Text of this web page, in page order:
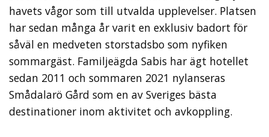
havets vågor som till utvalda upplevelser. Platsen
har sedan många år varit en exklusiv badort för
såväl en medveten storstadsbo som nyfiken
sommargäst. Familjeägda Sabis har ägt hotellet
sedan 2011 och sommaren 2021 nylanseras
Smådalarö Gård som en av Sveriges bästa
destinationer inom aktivitet och avkoppling.